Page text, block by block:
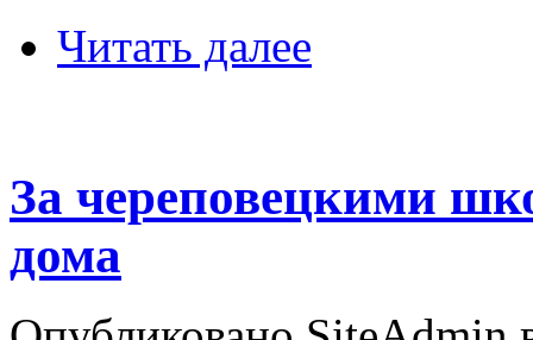
Читать далее
За череповецкими
дома